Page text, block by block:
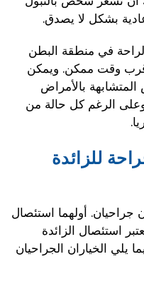
بشكل لا يصدق.
في منطقة البطن
وقت ممكن. ويمكن
بالأمراض
وعلى الرغم كل حالة من
للزائدة
جراحيان. أولهما استئصال
استئصال الزائدة
يلي الخياران الجراحيان